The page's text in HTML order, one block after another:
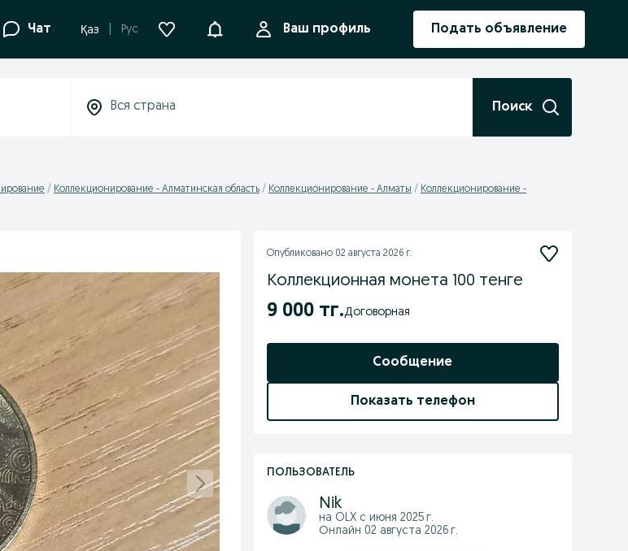
Чат Қаз Рус УведомленияВаш профиль Подать объявление
Поиск
Коллекционирование - Алматинская область Коллекционирование - Алматы
Коллекционирование -
Опубликовано 02 августа 2026 г.
Коллекционная монета 100 тенге
9 000 тг. Договорная
Сообщение
Показать телефон
ПОЛЬЗОВАТЕЛЬ
Nik
на OLX с июня 2025 г.
Онлайн 02 августа 2026 г.